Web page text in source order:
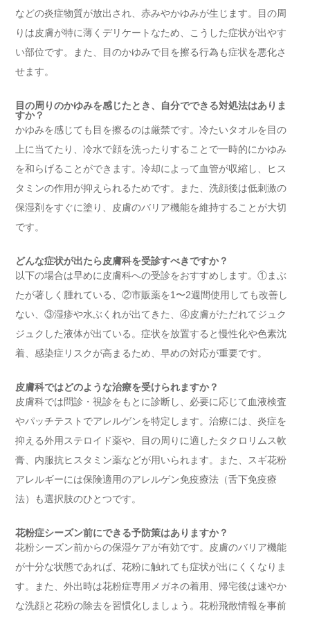
などの炎症物質が放出され、赤みやかゆみが生じます。目の周
りは皮膚が特に薄くデリケートなため、こうした症状が出やす
い部位です。また、目のかゆみで目を擦る行為も症状を悪化さ
せます。
目の周りのかゆみを感じたとき、自分でできる対処法はありま
すか？
かゆみを感じても目を擦るのは厳禁です。冷たいタオルを目の
上に当てたり、冷水で顔を洗ったりすることで一時的にかゆみ
を和らげることができます。冷却によって血管が収縮し、ヒス
タミンの作用が抑えられるためです。また、洗顔後は低刺激の
保湿剤をすぐに塗り、皮膚のバリア機能を維持することが大切
です。
どんな症状が出たら皮膚科を受診すべきですか？
以下の場合は早めに皮膚科への受診をおすすめします。①まぶ
たが著しく腫れている、②市販薬を1〜2週間使用しても改善し
ない、③湿疹や水ぶくれが出てきた、④皮膚がただれてジュク
ジュクした液体が出ている。症状を放置すると慢性化や色素沈
着、感染症リスクが高まるため、早めの対応が重要です。
皮膚科ではどのような治療を受けられますか？
皮膚科では問診・視診をもとに診断し、必要に応じて血液検査
やパッチテストでアレルゲンを特定します。治療には、炎症を
抑える外用ステロイド薬や、目の周りに適したタクロリムス軟
膏、内服抗ヒスタミン薬などが用いられます。また、スギ花粉
アレルギーには保険適用のアレルゲン免疫療法（舌下免疫療
法）も選択肢のひとつです。
花粉症シーズン前にできる予防策はありますか？
花粉シーズン前からの保湿ケアが有効です。皮膚のバリア機能
が十分な状態であれば、花粉に触れても症状が出にくくなりま
す。また、外出時は花粉症専用メガネの着用、帰宅後は速やか
な洗顔と花粉の除去を習慣化しましょう。花粉飛散情報を事前